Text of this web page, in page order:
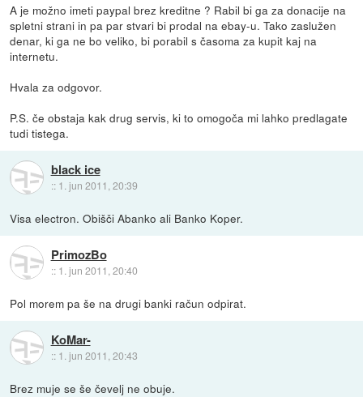
A je možno imeti paypal brez kreditne ? Rabil bi ga za donacije na
spletni strani in pa par stvari bi prodal na ebay-u. Tako zaslužen
denar, ki ga ne bo veliko, bi porabil s časoma za kupit kaj na
internetu.
Hvala za odgovor.
P.S. če obstaja kak drug servis, ki to omogoča mi lahko predlagate
tudi tistega.
black ice
:: 1. jun 2011, 20:39
Visa electron. Obišči Abanko ali Banko Koper.
PrimozBo
:: 1. jun 2011, 20:40
Pol morem pa še na drugi banki račun odpirat.
KoMar-
:: 1. jun 2011, 20:43
Brez muje se še čevelj ne obuje.